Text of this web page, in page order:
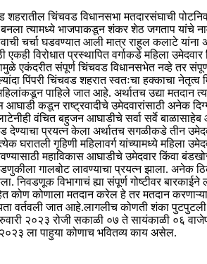
चिंचवड विधानसभा मतदारसंघाची
त्यामध्ये भाजपाकडून शंकर शेठ जगताप यांचे
चर्चा घडवण्यात आली मात्र राहुल कलाटे
विरोधात प्रस्थापित वर्गाकडे महिला
एकंदरीत संपूर्ण चिंचवड विधानसभेत नव्हे तर
पिंपरी चिंचवड शहरात स्वतःचा हक्काचा
पाहिले जात आहे. अर्थातच उद्या मतदान
आघाडी कडून राष्ट्रवादीचे उमेदवारांसाठी अनेक
वंचित बहुजन आघाडीचे सर्वा सर्वे
प्रयत्न केला अर्थातच सगळीकडे तीन
घरातली गृहिणी महिलावर्ग यांच्यामध्ये
महाविकास आघाडीचे उमेदवार किंवा
गालबोट लावण्याचा प्रयत्न झाला. अनेक
निवडणूक विभागाचं ह्या संपूर्ण गोष्टीवर
कोण कोणाला मतदान करेल हे तर मतदान
वर्तवली जात आहे.लागलीच कोणती शंका
२०२३ रोजी सकाळी ०७ ते सायंकाळी ०६
ला पाहुया कोणाच भवितव्य काय असेल.